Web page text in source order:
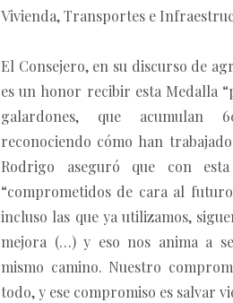
Vivienda, Transportes e
El Consejero, en su discurso de
es un honor recibir esta Medalla
galardones, que acumulan
reconociendo cómo han
Rodrigo aseguró que con
“comprometidos de cara al
incluso las que ya utilizamos,
mejora (…) y eso nos anima a
mismo camino. Nuestro
todo, y ese compromiso es salvar